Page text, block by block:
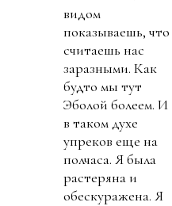
видом
показываешь, что
считаешь нас
заразными. Как
будто мы тут
Эболой болеем. И
в таком духе
упреков еще на
полчаса. Я была
растеряна и
обескуражена. Я